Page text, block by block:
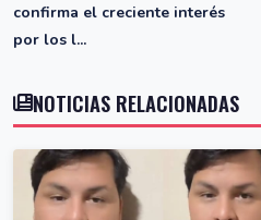
confirma el creciente interés
por los l...
NOTICIAS RELACIONADAS